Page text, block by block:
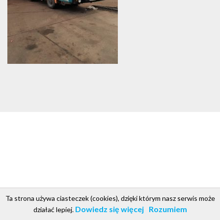
Copyright © 2018. Projekt i realizacja CS Group Polska csgroup.pl
Ta strona używa ciasteczek (cookies), dzięki którym nasz serwis może
działać lepiej. Dowiedz się więcej Rozumiem